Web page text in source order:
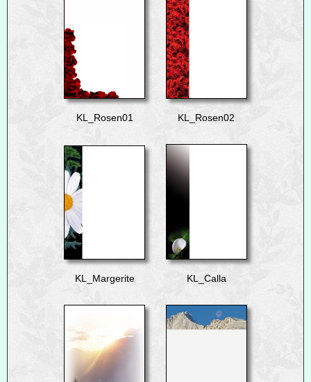
KL_Rosen01 KL_Rosen02
KL_Margerite KL_Calla